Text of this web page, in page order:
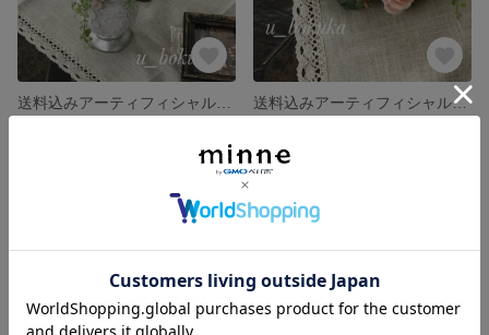
送料込みアーティフィシャルリース
SOLD OUT